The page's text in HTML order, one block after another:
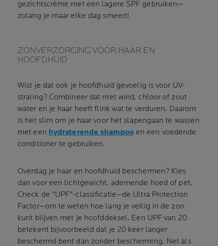
gezichtscrème met een lagere SPF gebruiken—
zolang je maar elke dag smeert!
ZONVERZORGING VOOR HAAR EN
HOOFDHUID
Wist je dat ook je hoofdhuid gevoelig is voor UV-
straling? Combineer dat met wind, chloor of zout
water en je haar heeft flink wat te verduren. Daarom
is het slim om je haar voor het slapengaan te wassen
met een hydraterende shampooen een voedende
conditioner te gebruiken.
Overdag je haar en hoofdhuid beschermen? Kies
dan voor een lichtgewicht, ademende hoed of pet.
Check de "UPF"-classificatie—de Ultra Protection
Factor—om te weten hoe lang je veilig in de zon
kunt blijven met je hoofddeksel. Een UPF van 20
betekent bijvoorbeeld dat je 20 keer langer
beschermd bent dan zonder bescherming. Net als